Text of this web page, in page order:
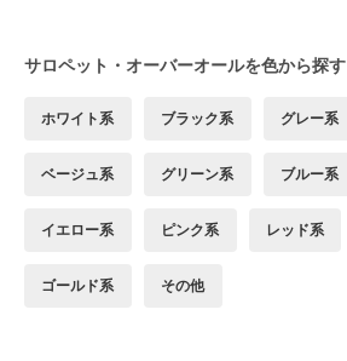
サロペット・オーバーオールを色から探す
ホワイト系 ブラック系 グレー系
ベージュ系 グリーン系 ブルー系
イエロー系 ピンク系 レッド系
ゴールド系 その他